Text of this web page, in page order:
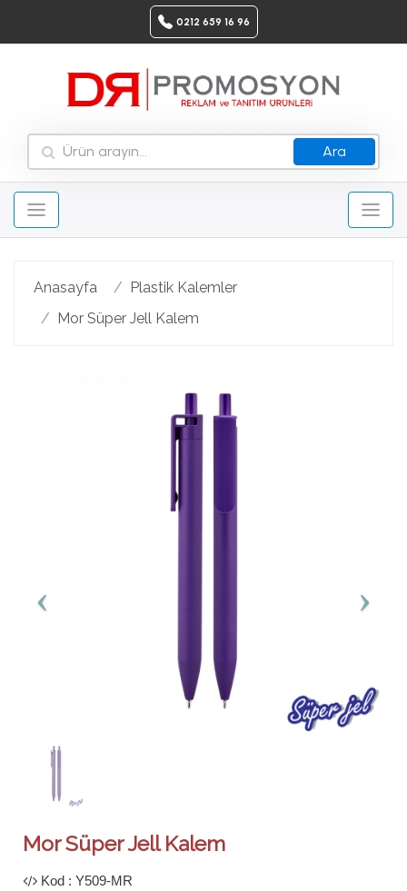
0212 659 16 96
Ara
Anasayfa
Plastik Kalemler
Mor Süper Jell Kalem
Mor Süper Jell Kalem
Kod : Y509-MR